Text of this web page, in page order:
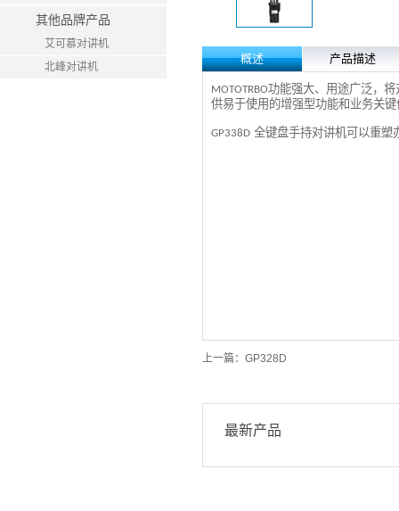
其他品牌产品
艾可慕对讲机
北峰对讲机
概述 产品描述
MOTOTRBO功能强大、用途广泛，
供易于使用的增强型功能和业务关
GP338D 全键盘手持对讲机可以重塑
上一篇： GP328D
最新产品